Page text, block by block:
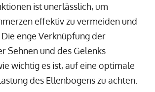
ist unerlässlich, um
effektiv zu vermeiden und
enge Verknüpfung der
Sehnen und des Gelenks
wichtig es ist, auf eine optimale
des Ellenbogens zu achten.